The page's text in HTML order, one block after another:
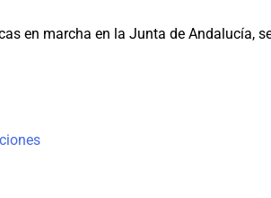
en marcha en la Junta de Andalucía,